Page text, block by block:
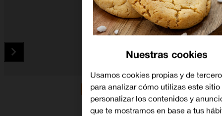
Diapositiva 1 de 5. OPPO A6x 5G - MidnightBlue - imagen 1
Lo quiero
Nuestras cookies
Usamos cookies propias y de
para analizar cómo utilizas este sitio
personalizar los contenidos y
que te mostramos en base a tus